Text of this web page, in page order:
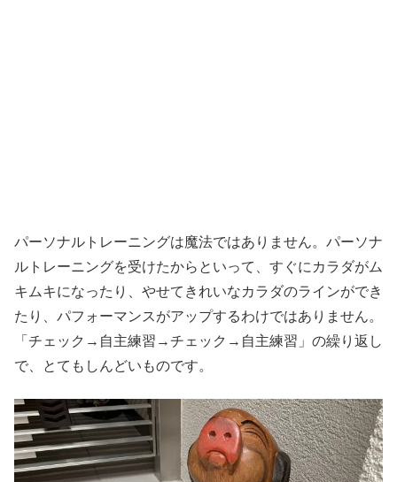
パーソナルトレーニングは魔法ではありません。パーソナ
ルトレーニングを受けたからといって、すぐにカラダがム
キムキになったり、やせてきれいなカラダのラインができ
たり、パフォーマンスがアップするわけではありません。
「チェック→自主練習→チェック→自主練習」の繰り返し
で、とてもしんどいものです。